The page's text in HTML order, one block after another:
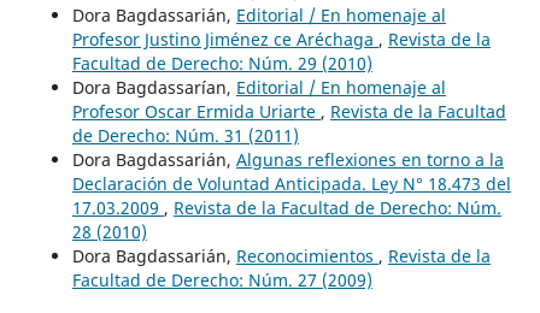
Dora Bagdassarián, Editorial / En homenaje al
Profesor Justino Jiménez ce Aréchaga , Revista de la
Facultad de Derecho: Núm. 29 (2010)
Dora Bagdassarían, Editorial / En homenaje al
Profesor Oscar Ermida Uriarte , Revista de la Facultad
de Derecho: Núm. 31 (2011)
Dora Bagdassarián, Algunas reflexiones en torno a la
Declaración de Voluntad Anticipada. Ley N° 18.473 del
17.03.2009 , Revista de la Facultad de Derecho: Núm.
28 (2010)
Dora Bagdassarián, Reconocimientos , Revista de la
Facultad de Derecho: Núm. 27 (2009)